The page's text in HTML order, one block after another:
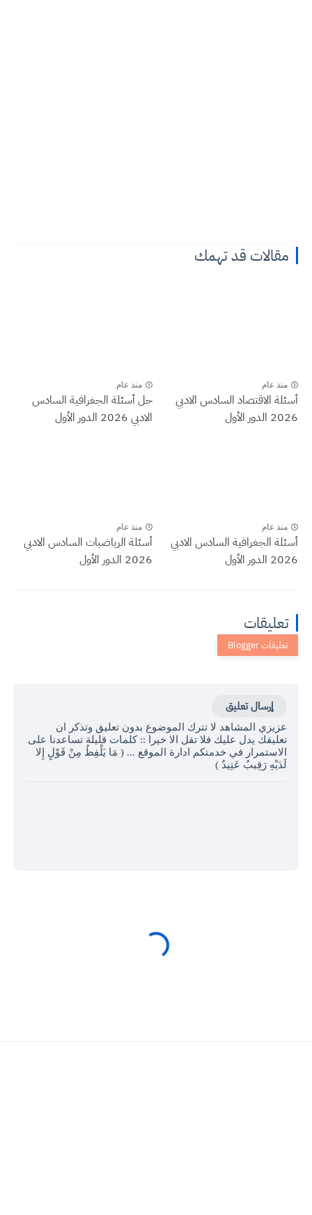
مقالات قد تهمك
منذ عام
أسئلة الاقتصاد السادس الادبي
2026 الدور الأول
منذ عام
حل أسئلة الجغرافية السادس
الادبي 2026 الدور الأول
منذ عام
أسئلة الجغرافية السادس الادبي
2026 الدور الأول
منذ عام
أسئلة الرياضيات السادس الادبي
2026 الدور الأول
تعليقات
إرسال تعليق
عزيزي المشاهد لا تترك الموضوع بدون تعليق وتذكر ان
تعليقك يدل عليك فلا تقل الا خيرا :: كلمات قليلة تساعدنا على
الاستمرار في خدمتكم ادارة الموقع ... ( مَا يَلْفِظُ مِنْ قَوْلٍ إِلا
لَدَيْهِ رَقِيبٌ عَتِيدٌ )